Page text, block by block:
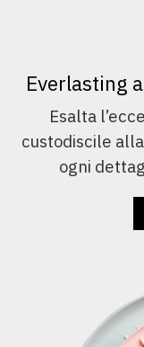
Everlasting
Esalta
custodiscile
ogni